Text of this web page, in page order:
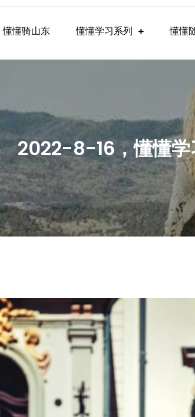
学习群内容
懂懂骑山东 懂懂学习系列 懂懂
2022-8-16，懂懂学